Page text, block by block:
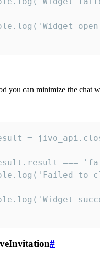
you can minimize the chat
=
===
to
#